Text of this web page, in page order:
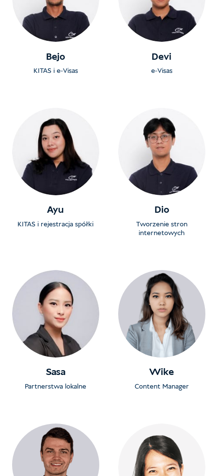
Bejo
KITAS i e-Visas
Devi
e-Visas
Ayu
KITAS i rejestracja spółki
Dio
Tworzenie stron
internetowych
Sasa
Partnerstwa lokalne
Wike
Content Manager